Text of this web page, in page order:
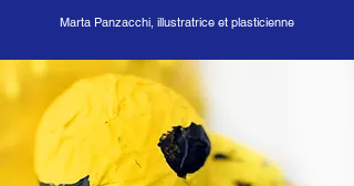
Marta Panzacchi, illustratrice et plasticienne